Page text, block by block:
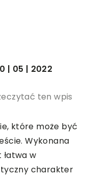
| 05 | 2022
ten wpis
które może być
Wykonana
w
charakter